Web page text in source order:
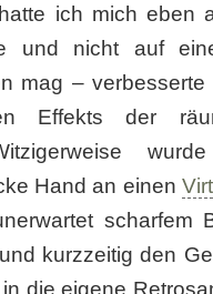
ich mich eben
und nicht auf
mag – verbesserte
Effekts der
Hand an einen
scharfem
kurzzeitig den
die eigene